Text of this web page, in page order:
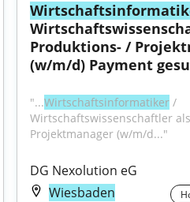
Produktions- /
(w/m/d) Payment
"...Wirtschaftsinformatiker /
Wirtschaftswissenschaftler
Projektmanager (w/m/d..."
DG Nexolution eG
Wiesbaden